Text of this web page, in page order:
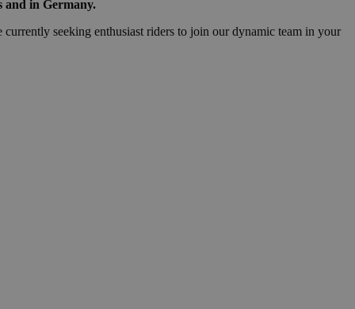
and in Germany.
seeking enthusiast riders to join our dynamic team in your